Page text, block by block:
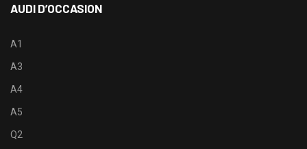
AUDI D’OCCASION
A1
A3
A4
A5
Q2